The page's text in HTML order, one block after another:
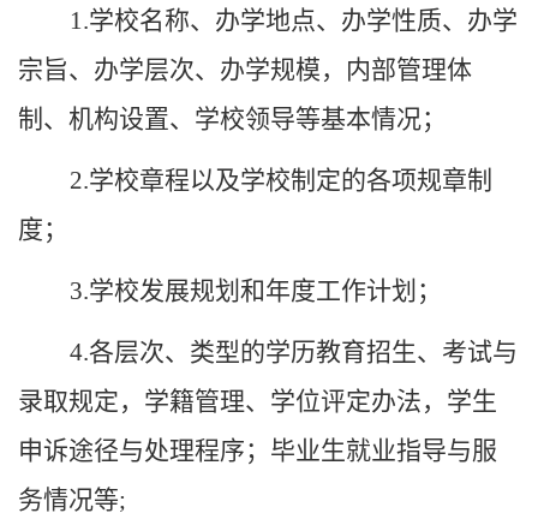
1.学校名称、办学地点、办学性质、办学
宗旨、办学层次、办学规模，内部管理体
制、机构设置、 学校领导等基本情况；
2.学校章程以及学校制定的各项规章制
度；
3.学校发展规划和年度工作计划；
4.各层次、类型的学历教育招生、考试与
录取规定，学籍管理、学位评定办法，学生
申诉途径与处理程序；毕业生就业指导与服
务情况等;